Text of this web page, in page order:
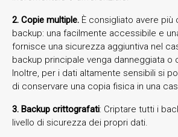
2. Copie multiple. È consigliato avere più
backup: una facilmente accessibile e
fornisce una sicurezza aggiuntiva nel
backup principale venga danneggiata o
Inoltre, per i dati altamente sensibili si
di conservare una copia fisica in una
3. Backup crittografati: Criptare tutti i
livello di sicurezza dei propri dati.